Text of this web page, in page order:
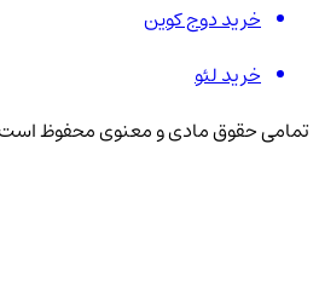
خرید دوج کوین
خرید لئو
تمامی حقوق مادی و معنوی محفوظ است.